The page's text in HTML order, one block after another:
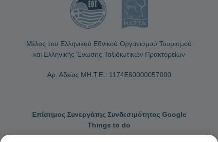
Μέλος του Ελληνικού Εθνικού Οργανισμού Τουρισμού
και Ελληνικής Ένωσης Ταξιδιωτικών Πρακτορείων
Αρ. Αδείας ΜΗ.Τ.Ε.: 1174Ε60000057000
Επίσημος Συνεργάτης Συνδεσιμότητας Google
Things to do